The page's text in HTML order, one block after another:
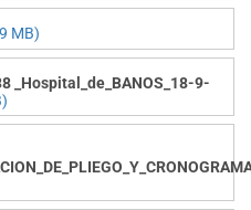
MB)
_Hospital_de_BANOS_18-9-